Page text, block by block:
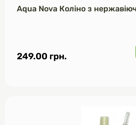
Aqua Nova Коліно з
249.00 грн.